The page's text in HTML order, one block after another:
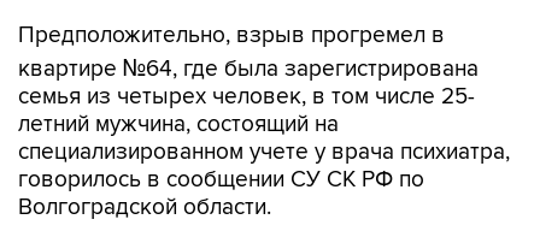
Предположительно, взрыв прогремел в
квартире №64, где была зарегистрирована
семья из четырех человек, в том числе 25-
летний мужчина, состоящий на
специализированном учете у врача психиатра,
говорилось в сообщении СУ СК РФ по
Волгоградской области.